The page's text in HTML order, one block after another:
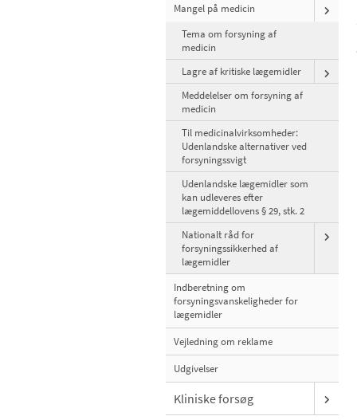
Mangel på medicin
Tema om forsyning af
medicin
Lagre af kritiske lægemidler
Meddelelser om forsyning af
medicin
Til medicinalvirksomheder:
Udenlandske alternativer ved
forsyningssvigt
Udenlandske lægemidler som
kan udleveres efter
lægemiddellovens § 29, stk. 2
Nationalt råd for
forsyningssikkerhed af
lægemidler
Indberetning om
forsyningsvanskeligheder for
lægemidler
Vejledning om reklame
Udgivelser
Kliniske forsøg